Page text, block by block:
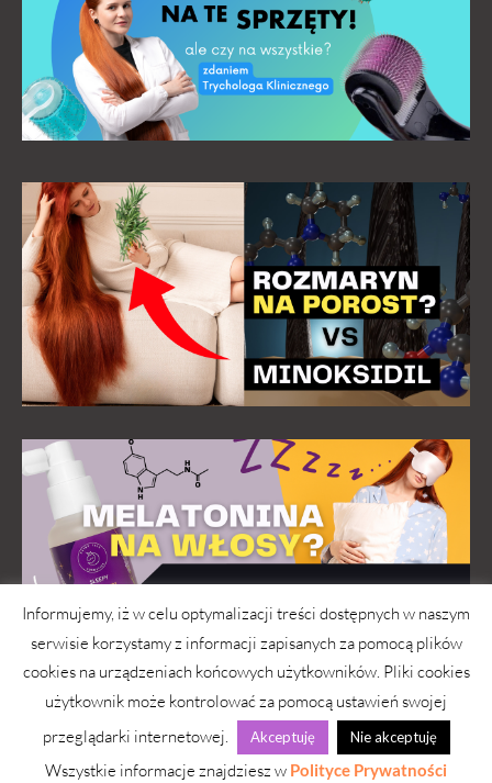
wwwlosy.pl 2026 © Copyright
Strona pod troskliwymi skrzydłami
simply yourself
Informujemy, iż w celu optymalizacji treści dostępnych w naszym
serwisie korzystamy z informacji zapisanych za pomocą plików
cookies na urządzeniach końcowych użytkowników. Pliki cookies
użytkownik może kontrolować za pomocą ustawień swojej
przeglądarki internetowej.
Akceptuję Nie akceptuję
Wszystkie informacje znajdziesz w Polityce Prywatności